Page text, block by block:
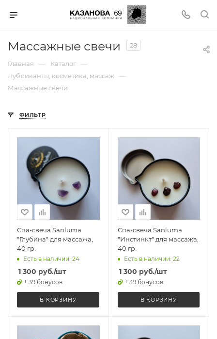
Массажные свечи 28
Главная — Каталог —
Лубриканты, косметика, массаж —
Массажные свечи
ФИЛЬТР
Спа-свеча Sanluma
"Глубина" для массажа,
40 гр.
Есть в наличии: 24
1 300 руб./шт
+ 39 бонусов
В КОРЗИНУ
Спа-свеча Sanluma
"Инстинкт" для массажа,
40 гр.
Есть в наличии: 22
1 300 руб./шт
+ 39 бонусов
В КОРЗИНУ